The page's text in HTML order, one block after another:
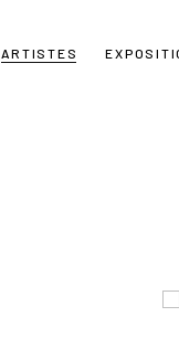
ARTISTES